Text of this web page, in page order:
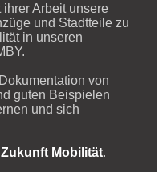
Arbeit unsere
und Stadtteile zu
in unseren
von
guten Beispielen
und sich
Zukunft Mobilität.